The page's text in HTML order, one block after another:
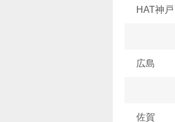
HAT神戸
広島
佐賀